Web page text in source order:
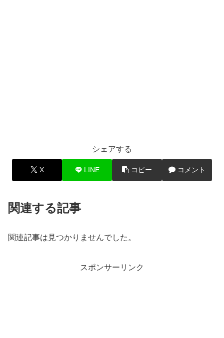
シェアする
X LINE コピー コメント
関連する記事
関連記事は見つかりませんでした。
スポンサーリンク